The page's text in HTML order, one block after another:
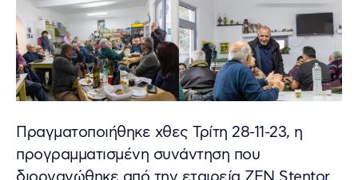
Πραγματοποιήθηκε χθες Τρίτη 28-11-23, η
προγραμματισμένη συνάντηση που